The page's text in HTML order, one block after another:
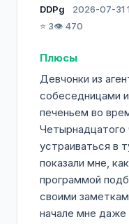
DDPg
2026-07-31
⭐ 3👁️ 470
Плюсы
Девчонки из
собеседницами
печеньем во
Четырнадцатого
устраиваться в
показали мне,
программой
своими
начале мне даже